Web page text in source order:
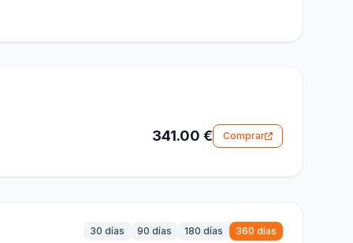
341.00 € Comprar
30 días 90 días 180 días 360 días